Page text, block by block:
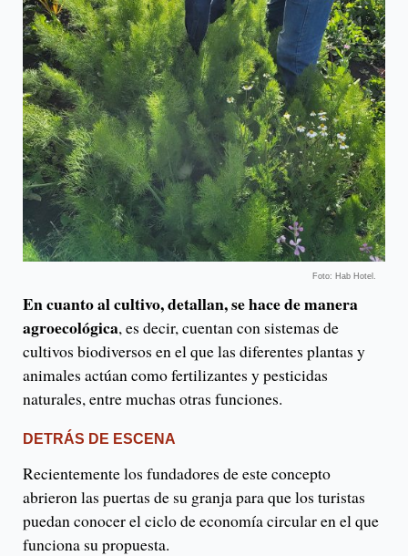
Foto: Hab Hotel.
En cuanto al cultivo, detallan, se hace de manera
agroecológica, es decir, cuentan con sistemas de
cultivos biodiversos en el que las diferentes plantas y
animales actúan como fertilizantes y pesticidas
naturales, entre muchas otras funciones.
DETRÁS DE ESCENA
Recientemente los fundadores de este concepto
abrieron las puertas de su granja para que los turistas
puedan conocer el ciclo de economía circular en el que
funciona su propuesta.